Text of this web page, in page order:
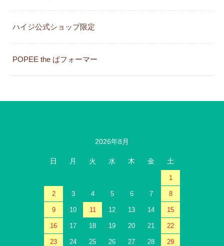
ハイジ公式ショップ限定
POPEE the ぱフォーマー
2026年8月
日 月 火 水 木 金 土
1
2 3 4 5 6 7 8
9 10 11 12 13 14 15
16 17 18 19 20 21 22
23 24 25 26 27 28 29